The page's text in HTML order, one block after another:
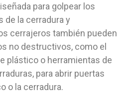
para golpear los
de la cerradura y
cerrajeros también pueden
no destructivos, como el
plástico o herramientas de
para abrir puertas
o la cerradura.